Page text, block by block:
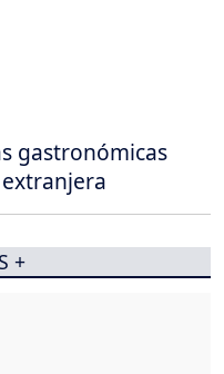
gastronómicas
+